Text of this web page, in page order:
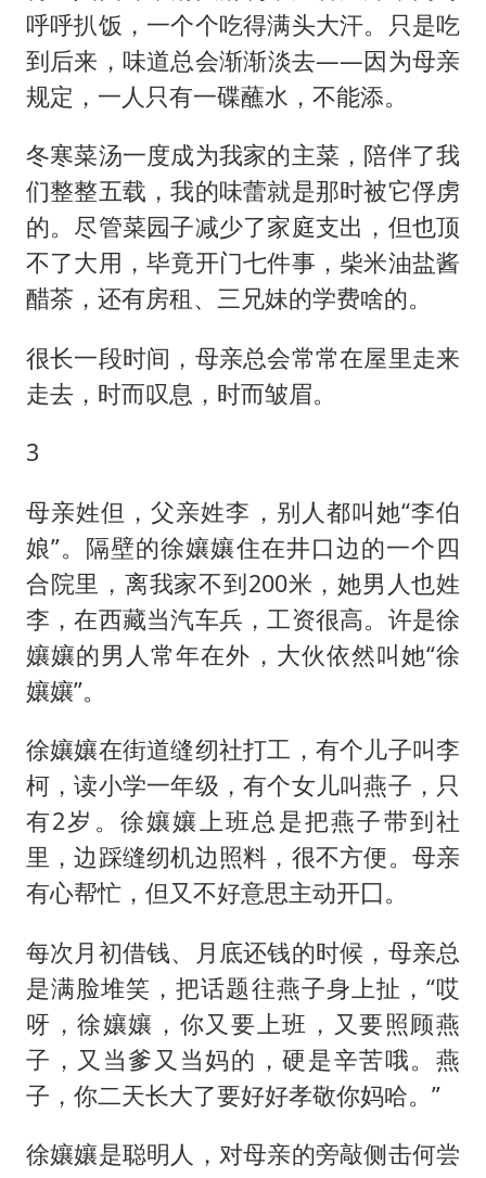
呼呼扒饭，一个个吃得满头大汗。只是吃
到后来，味道总会渐渐淡去——因为母亲
规定，一人只有一碟蘸水，不能添。
冬寒菜汤一度成为我家的主菜，陪伴了我
们整整五载，我的味蕾就是那时被它俘虏
的。尽管菜园子减少了家庭支出，但也顶
不了大用，毕竟开门七件事，柴米油盐酱
醋茶，还有房租、三兄妹的学费啥的。
很长一段时间，母亲总会常常在屋里走来
走去，时而叹息，时而皱眉。
3
母亲姓但，父亲姓李，别人都叫她“李伯
娘”。隔壁的徐孃孃住在井口边的一个四
合院里，离我家不到200米，她男人也姓
李，在西藏当汽车兵，工资很高。许是徐
孃孃的男人常年在外，大伙依然叫她“徐
孃孃”。
徐孃孃在街道缝纫社打工，有个儿子叫李
柯，读小学一年级，有个女儿叫燕子，只
有2岁。徐孃孃上班总是把燕子带到社
里，边踩缝纫机边照料，很不方便。母亲
有心帮忙，但又不好意思主动开囗。
每次月初借钱、月底还钱的时候，母亲总
是满脸堆笑，把话题往燕子身上扯，“哎
呀，徐孃孃，你又要上班，又要照顾燕
子，又当爹又当妈的，硬是辛苦哦。燕
子，你二天长大了要好好孝敬你妈哈。”
徐孃孃是聪明人，对母亲的旁敲侧击何尝